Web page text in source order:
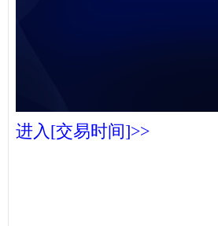
进入[交易时间]>>